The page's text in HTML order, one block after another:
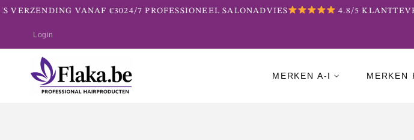
VERZENDING VANAF €3024/7 PROFESSIONEEL SALONADVIES 4.8/5
Login
MERKEN A-I MERKEN